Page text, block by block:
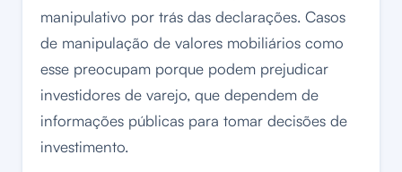
manipulativo por trás das declarações. Casos
de manipulação de valores mobiliários como
esse preocupam porque podem prejudicar
investidores de varejo, que dependem de
informações públicas para tomar decisões de
investimento.